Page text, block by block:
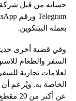
بعملة البيتكوين.
وفي قضية أخرى
السفر والطعام
لعلامات تجارية
الخاصة به. ويُزعم أن
عن